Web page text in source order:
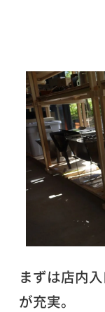
まずは店内
が充実。